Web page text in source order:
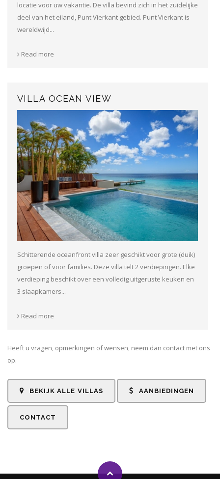
locatie voor uw vakantie. De villa bevind zich in het zuidelijke
deel van het eiland, Punt Vierkant gebied. Punt Vierkant is
wereldwijd...
Read more
VILLA OCEAN VIEW
Schitterende oceanfront villa zeer geschikt voor grote (duik)
groepen of voor families. Deze villa telt 2 verdiepingen. Elke
verdieping beschikt over een volledig uitgeruste keuken en
3 slaapkamers...
Read more
Heeft u vragen, opmerkingen of wensen, neem dan contact met ons
op.
BEKIJK ALLE VILLAS AANBIEDINGEN
CONTACT